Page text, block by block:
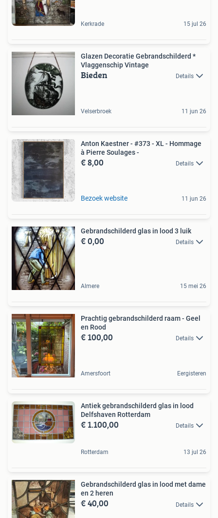
Kerkrade 15 jul 26
Glazen Decoratie Gebrandschilderd *
Vlaggenschip Vintage
Bieden Details
Velserbroek 11 jun 26
Anton Kaestner - #373 - XL - Hommage
à Pierre Soulages -
€ 8,00 Details
Bezoek website 11 jun 26
Gebrandschilderd glas in lood 3 luik
€ 0,00 Details
Almere 15 mei 26
Prachtig gebrandschilderd raam - Geel
en Rood
€ 100,00 Details
Amersfoort Eergisteren
Antiek gebrandschilderd glas in lood
Delfshaven Rotterdam
€ 1.100,00 Details
Rotterdam 13 jul 26
Gebrandschilderd glas in lood met dame
en 2 heren
€ 40,00 Details